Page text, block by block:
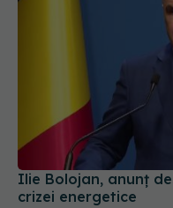
Ilie Bolojan, anunț
crizei energetice